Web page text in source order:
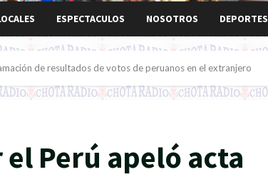
ESPECTACULOS NOSOTROS DEPORTES
de resultados de votos de peruanos en el extranjero
Perú apeló acta